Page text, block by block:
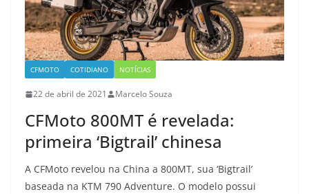
CFMOTO COTIDIANO NOTÍCIAS
22 de abril de 2021 Marcelo Souza
CFMoto 800MT é revelada:
primeira ‘Bigtrail’ chinesa
A CFMoto revelou na China a 800MT, sua ‘Bigtrail’
baseada na KTM 790 Adventure. O modelo possui